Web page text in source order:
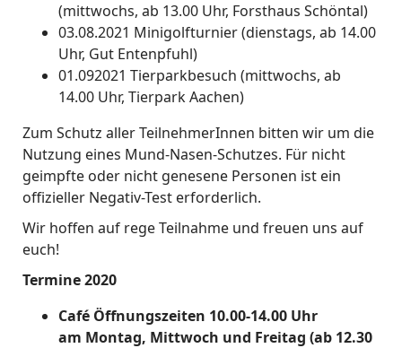
(mittwochs, ab 13.00 Uhr, Forsthaus Schöntal)
03.08.2021 Minigolfturnier (dienstags, ab 14.00
Uhr, Gut Entenpfuhl)
01.092021 Tierparkbesuch (mittwochs, ab
14.00 Uhr, Tierpark Aachen)
Zum Schutz aller TeilnehmerInnen bitten wir um die
Nutzung eines Mund-Nasen-Schutzes. Für nicht
geimpfte oder nicht genesene Personen ist ein
offizieller Negativ-Test erforderlich.
Wir hoffen auf rege Teilnahme und freuen uns auf
euch!
Termine 2020
Café Öffnungszeiten 10.00-14.00 Uhr
am Montag, Mittwoch und Freitag (ab 12.30